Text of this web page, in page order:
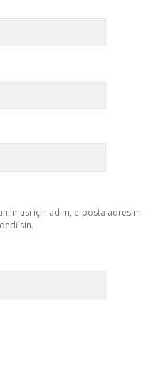
için adım, e-posta adresim